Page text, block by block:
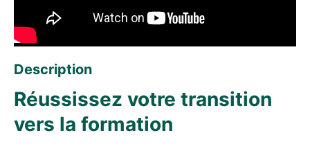
Description
Réussissez votre transition
vers la formation